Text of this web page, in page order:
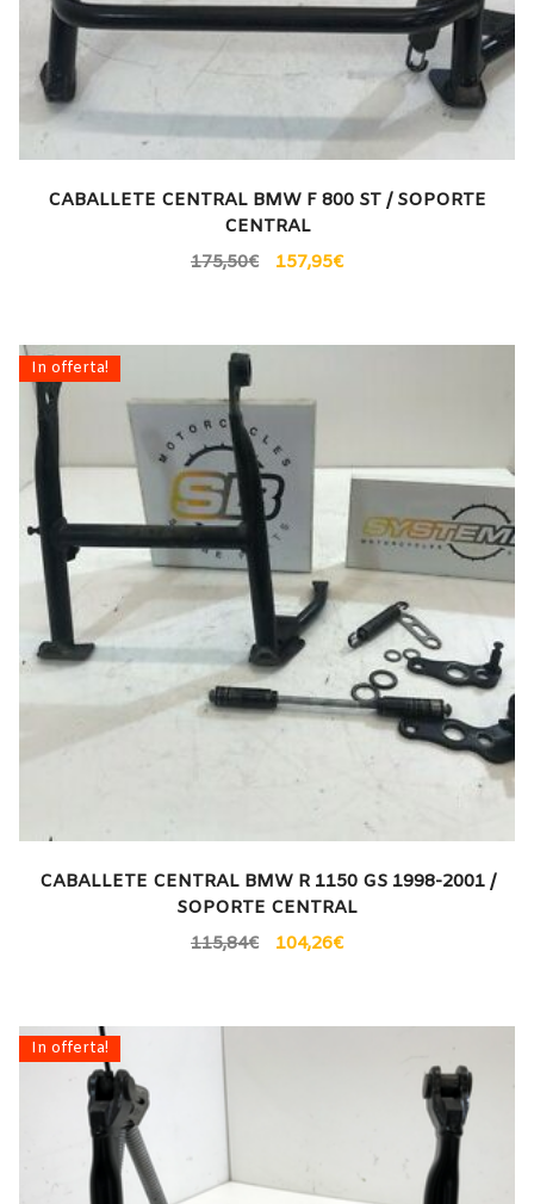
CABALLETE CENTRAL BMW F 800 ST / SOPORTE
CENTRAL
175,50€ 157,95€
In offerta!
CABALLETE CENTRAL BMW R 1150 GS 1998-2001 /
SOPORTE CENTRAL
115,84€ 104,26€
In offerta!